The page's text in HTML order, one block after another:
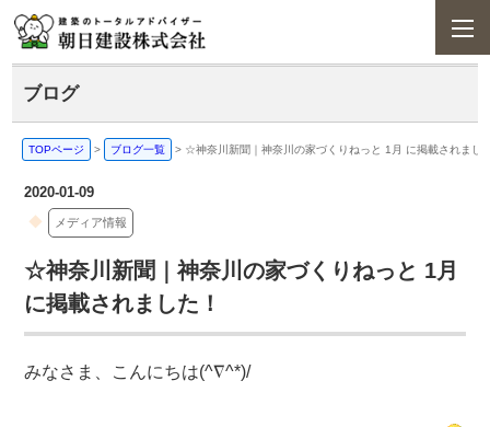
ブログ
TOPページ > ブログ一覧 > ☆神奈川新聞｜神奈川の家づくりねっと 1月 に掲載されまし
2020-01-09
メディア情報
☆神奈川新聞｜神奈川の家づくりねっと 1月
に掲載されました！
みなさま、こんにちは(^∇^*)/